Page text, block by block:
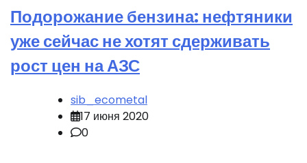
Подорожание бензина: нефтяники
уже сейчас не хотят сдерживать
рост цен на АЗС
sib_ecometal
17 июня 2020
0